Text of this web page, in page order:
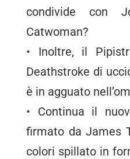
condivide con
Catwoman?
• Inoltre, il
Deathstroke di
è in agguato
• Continua il
firmato da James
colori spillato in